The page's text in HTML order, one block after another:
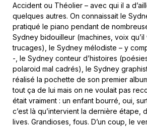
Accident ou Théolier – avec qui il a
quelques autres. On connaissait le
pratiqué le piano pendant de
Sydney bidouilleur (machines, voix
trucages), le Sydney mélodiste – y
-, le Sydney conteur d’histoires
polaroid mal cadrés), le Sydney
réalisé la pochette de son premier
tout ça de lui mais on ne voulait pas
était vraiment : un enfant bourré, oui,
c’est là qu’intervient la dernière étape,
lives. Grandioses, fous. D’un coup, le